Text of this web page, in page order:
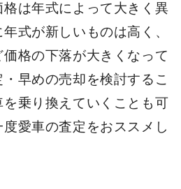
格は年式によって大きく異
式が新しいものは高く、
格の下落が大きくなって
早めの売却を検討するこ
乗り換えていくことも可
愛車の査定をおススメし